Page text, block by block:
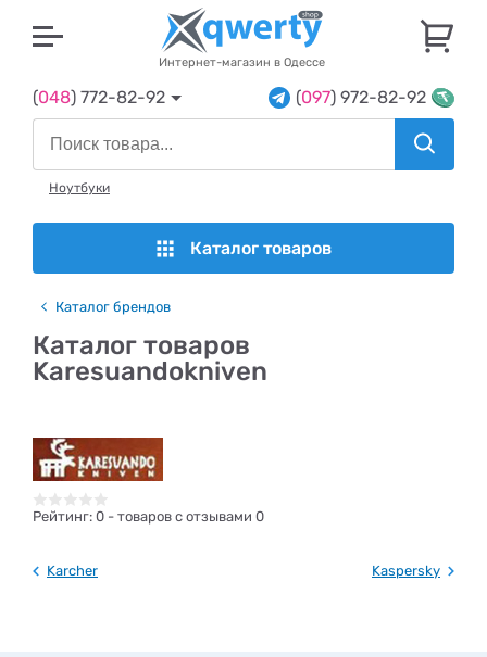
Интернет-магазин в Одессе
(048) 772-82-92 (097) 972-82-92
Ноутбуки
Каталог товаров
Каталог брендов
Каталог товаров
Karesuandokniven
Рейтинг: 0 - товаров с отзывами 0
Karcher Kaspersky